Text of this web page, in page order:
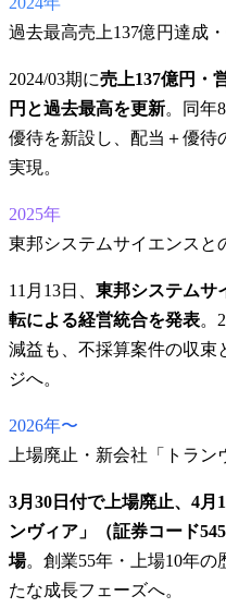
過去最高売上137億円達成
2024/03期に売上137億円・
円と過去最高を更新。同年
優待を新設し、配当＋優待
実現。
2025年
東邦システムサイエンスと
11月13日、 東邦システムサ
転による経営統合を発表。
減益も、不採算案件の収束
ジへ。
2026年〜
上場廃止・新会社「トラン
3月30日付で上場廃止、4月
ンヴィア」（証券コード
場。創業55年・上場10年
たな成長フェーズへ。